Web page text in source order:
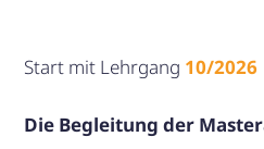
Start mit Lehrgang10/2026
Die Begleitung der